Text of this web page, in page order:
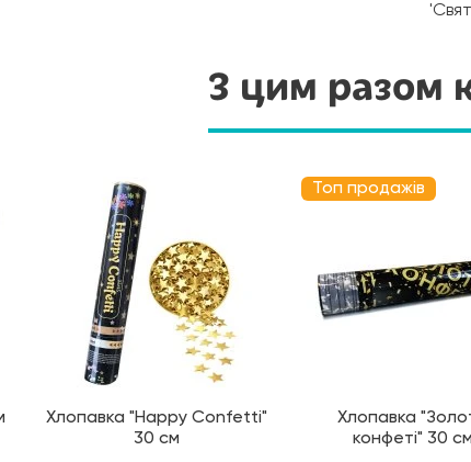
З цим разом
Хлопавка "Happy Confetti"
30 см
Топ продажів
Хлопавка
конфеті" 30 см